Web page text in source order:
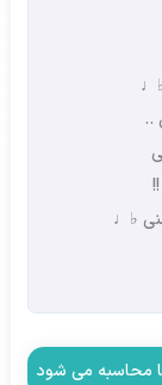
..
♭♩
محاسبه می شود